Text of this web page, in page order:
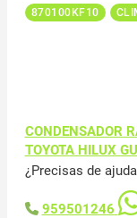
870100KF10
CONDENSADOR
TOYOTA HILUX
¿Precisas de
959501246